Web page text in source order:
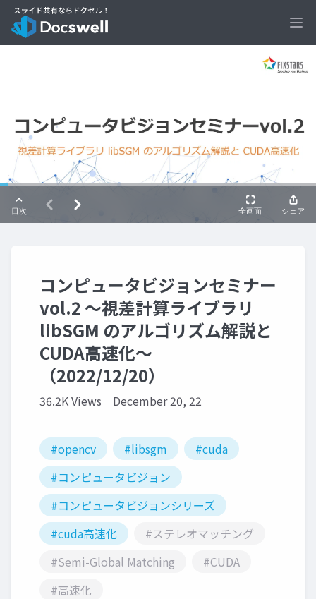
コンピュータビジョンセミナー
vol.2 ～視差計算ライブラリ
libSGM のアルゴリズム解説と
CUDA高速化～
（2022/12/20）
36.2K Views December 20, 22
#opencv #libsgm
#cuda
#コンピュータビジョン
#コンピュータビジョンシリーズ
#cuda高速化
#ステレオマッチング
#Semi-Global Matching
#CUDA
#高速化